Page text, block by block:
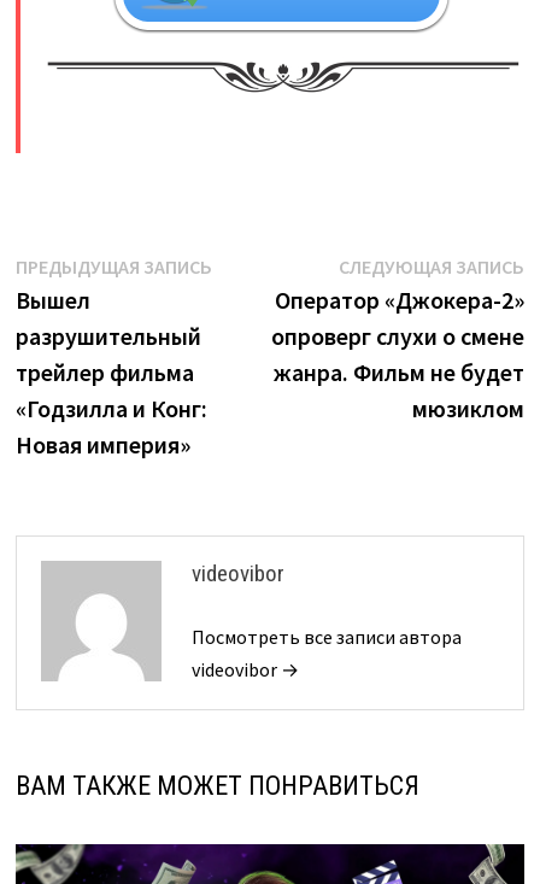
Навигация
по
записям
ПРЕДЫДУЩАЯ ЗАПИСЬПредыдущая
запись:
Вышел
разрушительный
трейлер фильма
«Годзилла и Конг:
Новая империя»
СЛЕДУЮЩАЯ ЗАПИСЬ
Оператор «Джокера-2»
опроверг слухи о смене
жанра. Фильм не будет
мюзиклом
videovibor
Посмотреть все записи автора
videovibor →
ВАМ ТАКЖЕ МОЖЕТ ПОНРАВИТЬСЯ